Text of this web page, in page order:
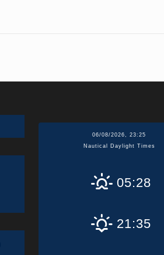
06/08/2026, 23:25
Nautical Daylight Times
05:28
21:35